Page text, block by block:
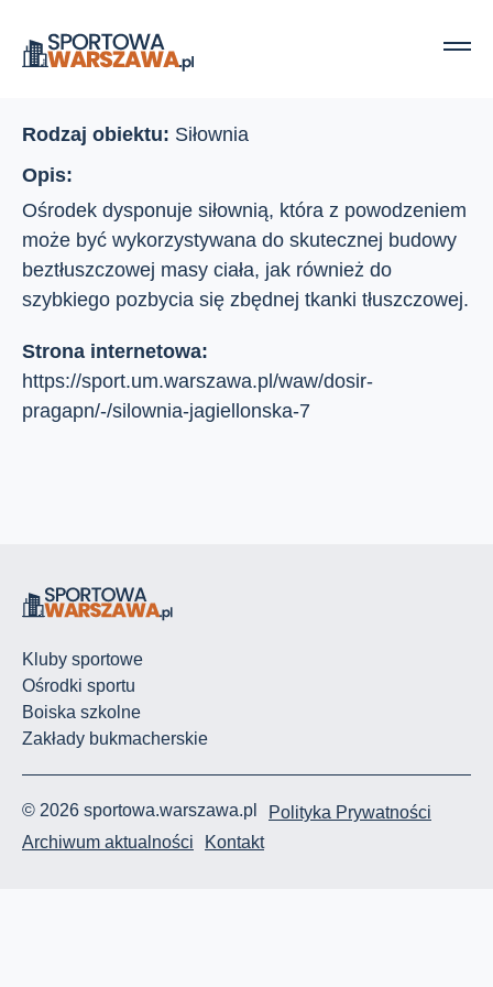
Strona główna Ośrodki sportu
Jagiellońska 7
Rodzaj obiektu: Siłownia
Opis:
Ośrodek dysponuje siłownią, która z powodzeniem
może być wykorzystywana do skutecznej budowy
beztłuszczowej masy ciała, jak również do
szybkiego pozbycia się zbędnej tkanki tłuszczowej.
Strona internetowa:
https://sport.um.warszawa.pl/waw/dosir-
pragapn/-/silownia-jagiellonska-7
Kluby sportowe
Ośrodki sportu
Boiska szkolne
Zakłady bukmacherskie
© 2026 sportowa.warszawa.pl
Polityka Prywatności
Archiwum aktualności
Kontakt